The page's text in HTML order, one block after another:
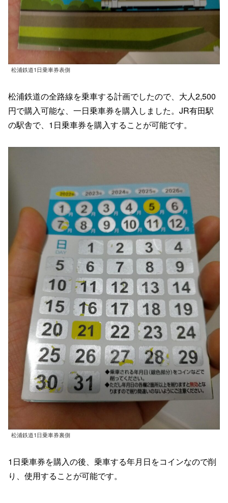
松浦鉄道1日乗車券表側
松浦鉄道の全路線を乗車する計画でしたので、大人2,500
円で購入可能な、一日乗車券を購入しました。JR有田駅
の駅舎で、1日乗車券を購入することが可能です。
松浦鉄道1日乗車券裏側
1日乗車券を購入の後、乗車する年月日をコインなので削
り、使用することが可能です。